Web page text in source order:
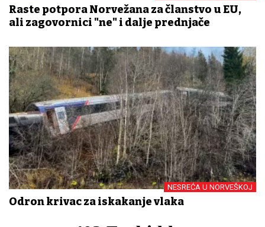
Raste potpora Norvežana za članstvo u EU,
ali zagovornici "ne" i dalje prednjače
NESREĆA U NORVEŠKOJ
Odron krivac za iskakanje vlaka